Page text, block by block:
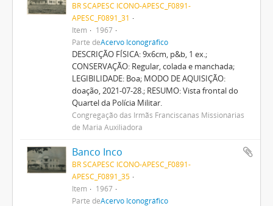
BR SCAPESC ICONO-APESC_F0891-
APESC_F0891_31
Item
1967
Parte deAcervo Iconográfico
DESCRIÇÃO FÍSICA: 9x6cm, p&b, 1 ex.;
CONSERVAÇÃO: Regular, colada e manchada;
LEGIBILIDADE: Boa; MODO DE AQUISIÇÃO:
doação, 2021-07-28.; RESUMO: Vista frontal do
Quartel da Polícia Militar.
Congregação das Irmãs Franciscanas Missionárias
de Maria Auxiliadora
Banco Inco
BR SCAPESC ICONO-APESC_F0891-
APESC_F0891_35
Item
1967
Parte deAcervo Iconográfico